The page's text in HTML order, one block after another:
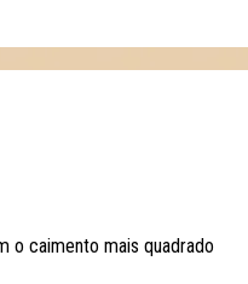
o caimento mais quadrado